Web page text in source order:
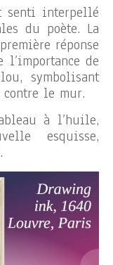
senti interpellé
du poète. La
réponse
de
symbolisant
contre le mur.
à l’huile,
esquisse,